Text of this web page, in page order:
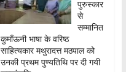
पुरुस्कार
से
सम्मानित
कुमाँऊनी भाषा के वरिष्ठ
साहित्यकार मथुरादत्त मठपाल को
उनकी प्रथम पुण्यतिथि पर दी गयी